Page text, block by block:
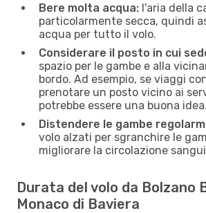
Bere molta acqua: l'aria della
particolarmente secca, quindi
acqua per tutto il volo.
Considerare il posto in cui
spazio per le gambe e alla
bordo. Ad esempio, se viaggi
prenotare un posto vicino ai
potrebbe essere una buona idea.
Distendere le gambe
volo alzati per sgranchire le
migliorare la circolazione
Durata del volo da Bolzano
Monaco di Baviera